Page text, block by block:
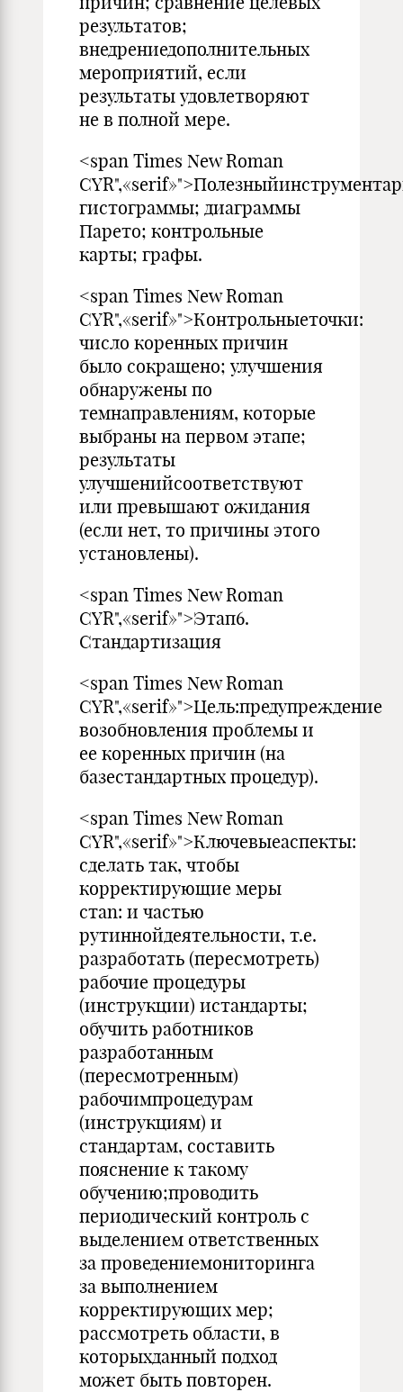
результатов;
внедрениедополнительных
мероприятий, если
результаты удовлетворяют
не в полной мере.
<span Times New Roman
гистограммы; диаграммы
Парето; контрольные
карты; графы.
<span Times New Roman
CYR",«serif»">Контрольныеточки:
число коренных причин
было сокращено; улучшения
обнаружены по
темнаправлениям, которые
выбраны на первом этапе;
результаты
улучшенийсоответствуют
или пре­вышают ожидания
(если нет, то причины этого
установлены).
<span Times New Roman
CYR",«serif»">Этап6.
Стандартизация
<span Times New Roman
CYR",«serif»">Цель:предупреждение
возобновления проблемы и
ее корен­ных причин (на
базестандартных процедур).
<span Times New Roman
CYR",«serif»">Ключевыеаспекты:
сделать так, чтобы
корректирующие меры
cтan: и частью
рутиннойдеятельности, т.е.
разработать (пере­смотреть)
рабочие процедуры
(инструкции) истандарты;
обу­чить работников
разработанным
(пересмотренным)
рабочимпроцедурам
(инструкциям) и
стандартам, составить
пояснение к такому
обучению;проводить
периодический контроль с
выделе­нием ответственных
за проведениемониторинга
за выполнением
корректирующих мер;
рассмотреть области, в
которыхдан­ный подход
может быть повторен.